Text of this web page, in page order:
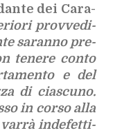
dei Ca­ra­
prov­ve­di­
sa­ran­no pre­
te­ne­re con­to
e del
di cia­scu­no.
in cor­so alla
var­rà in­de­fet­ti­